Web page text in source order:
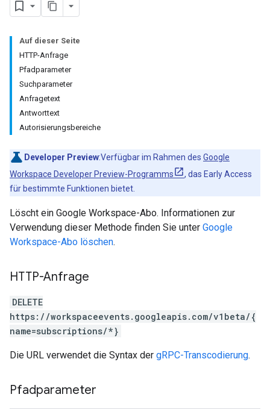
Auf dieser Seite
HTTP-Anfrage
Pfadparameter
Suchparameter
Anfragetext
Antworttext
Autorisierungsbereiche
Developer Preview:Verfügbar im Rahmen des Google
Workspace Developer Preview-Programms
, das Early Access
für bestimmte Funktionen bietet.
Löscht ein Google Workspace-Abo. Informationen zur
Verwendung dieser Methode finden Sie unter Google
Workspace-Abo löschen.
HTTP-Anfrage
DELETE
https://workspaceevents.googleapis.com/v1beta/{
name=subscriptions/*}
Die URL verwendet die Syntax der gRPC-Transcodierung.
Pfadparameter